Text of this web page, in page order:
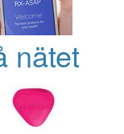
nätet